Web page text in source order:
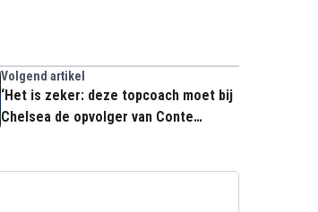
Volgend artikel
‘Het is zeker: deze topcoach moet bij
Chelsea de opvolger van Conte